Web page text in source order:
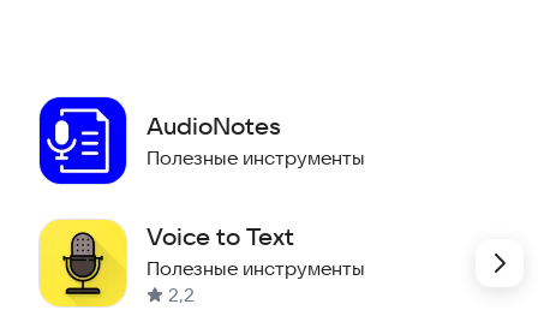
AudioNotes
Полезные инструменты
Voice to Text
Полезные инструменты
2,2